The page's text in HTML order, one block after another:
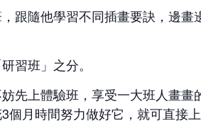
跟隨他學習不同插畫要訣，邊
習班」之分。
先上體驗班，享受一大班人畫
月時間努力做好它，就可直接上